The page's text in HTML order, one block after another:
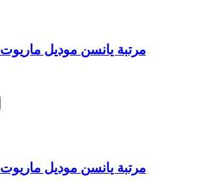
مرتبة يانسن موديل ماريوت 100*195*17 سم
مرتبة يانسن موديل ماريوت 100*190*17 سم